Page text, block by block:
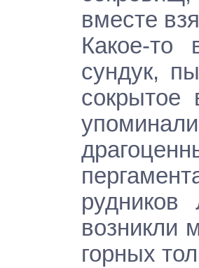
вместе
Какое-то
сундук,
сокрытое
возникли
горных